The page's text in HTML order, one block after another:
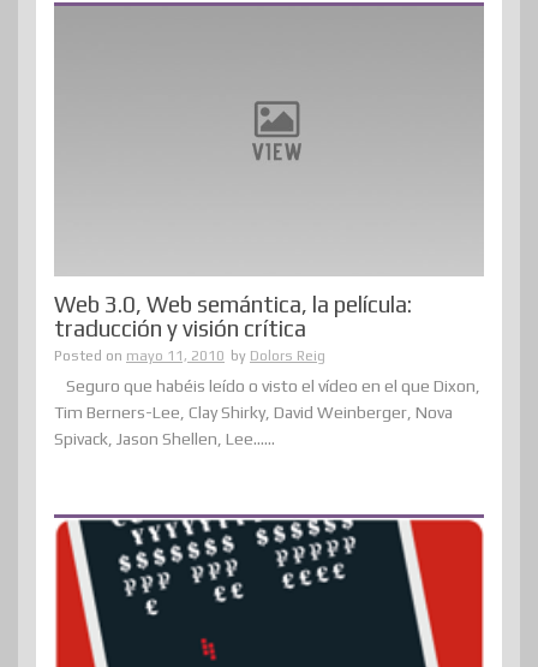
Web 3.0, Web semántica, la película:
traducción y visión crítica
Posted on mayo 11, 2010 by Dolors Reig
Seguro que habéis leído o visto el vídeo en el que Dixon,
Tim Berners-Lee, Clay Shirky, David Weinberger, Nova
Spivack, Jason Shellen, Lee......